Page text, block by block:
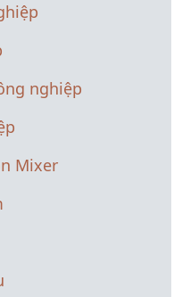
nghiệp
Mixer